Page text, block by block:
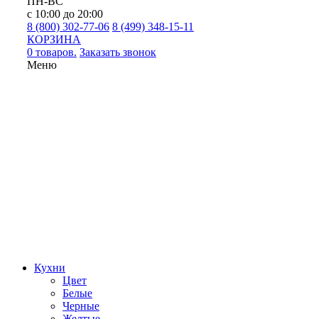
с 10:00 до 20:00
8 (800) 302-77-06 8 (499) 348-15-11
КОРЗИНА
0 товаров. Заказать звонок
Меню
Кухни
Цвет
Белые
Черные